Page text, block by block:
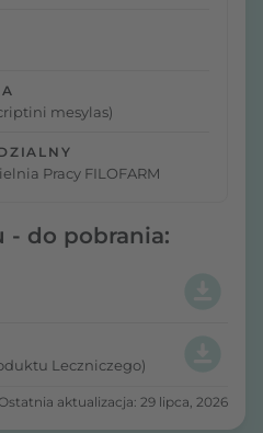
mesylas)
Pracy FILOFARM
- do pobrania:
Leczniczego)
Ostatnia aktualizacja: 29 lipca, 2026